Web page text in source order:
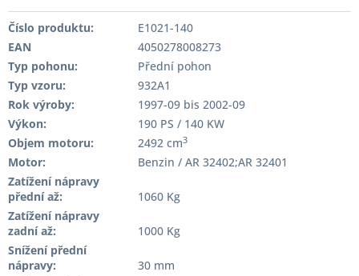
Číslo produktu:
E1021-140
EAN
4050278008273
Typ pohonu:
Přední pohon
Typ vzoru:
932A1
Rok výroby:
1997-09 bis 2002-09
Výkon:
190 PS / 140 KW
Objem motoru:
2492 cm3
Motor:
Benzin / AR 32402;AR 32401
Zatížení nápravy
přední až:
1060 Kg
Zatížení nápravy
zadní až:
1000 Kg
Snížení přední
nápravy:
30 mm